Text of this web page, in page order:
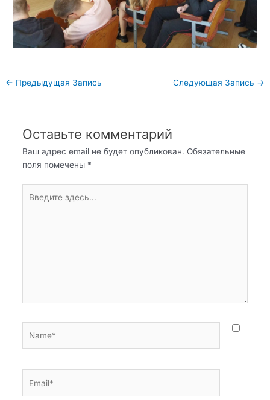
Навигация
← Предыдущая Запись Следующая Запись →
Оставьте комментарий
Ваш адрес email не будет опубликован. Обязательные
поля помечены *
здесь...